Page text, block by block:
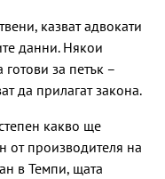
казват адвокати
данни. Някои
за петък –
да прилагат закона.
какво ще
от производителя на
в Темпи, щата